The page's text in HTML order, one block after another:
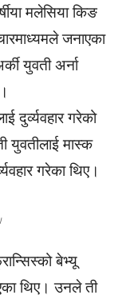
मलेसिया किङ
जनाएका
युवती अर्ना
दुर्व्यवहार गरेको
युवतीलाई मास्क
गरेका थिए।
बेभ्यू
थिए। उनले ती